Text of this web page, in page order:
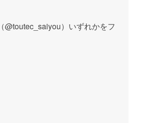
@toutec_saiyou）いずれかをフ